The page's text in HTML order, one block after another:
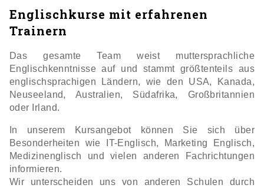
Englischkurse mit erfahrenen
Trainern
Das gesamte Team weist muttersprachliche
Englischkenntnisse auf und stammt größtenteils aus
englischsprachigen Ländern, wie den USA, Kanada,
Neuseeland, Australien, Südafrika, Großbritannien
oder Irland.
In unserem Kursangebotkönnen Sie sich über
Besonderheiten wie IT-Englisch, Marketing Englisch,
Medizinenglisch und vielen anderen Fachrichtungen
informieren.
Wir unterscheiden uns von anderen Schulen durch